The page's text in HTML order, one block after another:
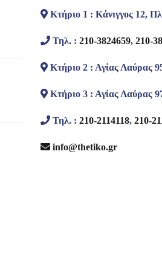
Κτήριο 1 : Κάνιγγος 12,
Τηλ. : 210-3824659, 210-
Κτήριο 2 : Αγίας Λαύρας
Κτήριο 3 : Αγίας Λαύρας
Τηλ. : 210-2114118, 210-
info@thetiko.gr